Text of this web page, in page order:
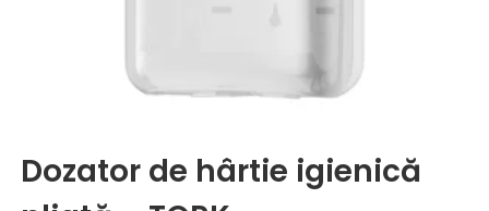
Dozator de hârtie igienică